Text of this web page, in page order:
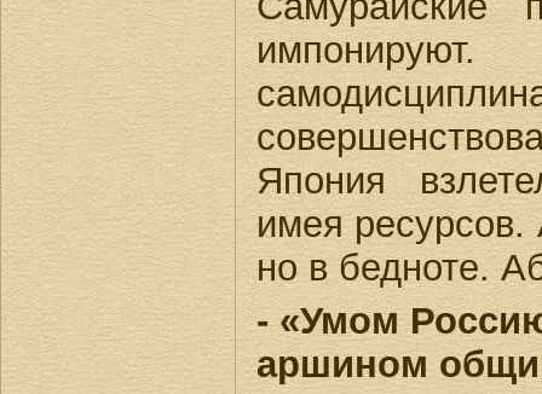
Япония
имея
но в бедноте.
- «Умом
аршином